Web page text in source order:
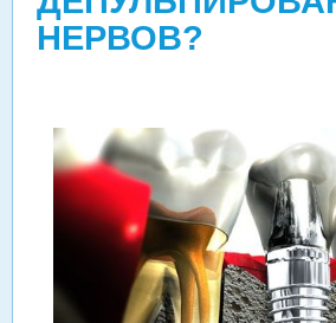
НЕРВОВ?